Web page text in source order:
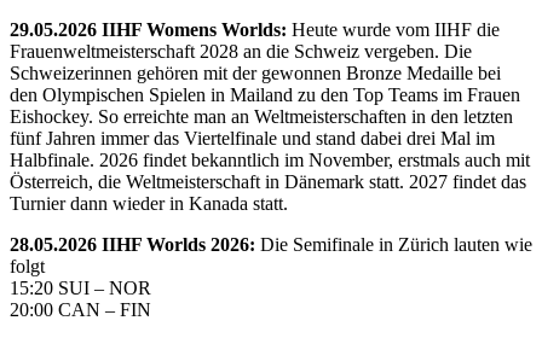
29.05.2026 IIHF Womens Worlds: Heute wurde vom IIHF die
Frauenweltmeisterschaft 2028 an die Schweiz vergeben. Die
Schweizerinnen gehören mit der gewonnen Bronze Medaille bei
den Olympischen Spielen in Mailand zu den Top Teams im Frauen
Eishockey. So erreichte man an Weltmeisterschaften in den letzten
fünf Jahren immer das Viertelfinale und stand dabei drei Mal im
Halbfinale. 2026 findet bekanntlich im November, erstmals auch mit
Österreich, die Weltmeisterschaft in Dänemark statt. 2027 findet das
Turnier dann wieder in Kanada statt.
28.05.2026 IIHF Worlds 2026: Die Semifinale in Zürich lauten wie
folgt
15:20 SUI – NOR
20:00 CAN – FIN